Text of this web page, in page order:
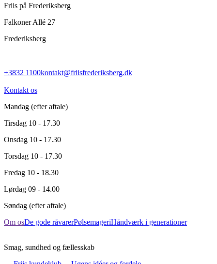
Friis på Frederiksberg
Falkoner Allé 27
Frederiksberg
+3832 1100kontakt@friisfrederiksberg.dk
Kontakt os
Mandag (efter aftale)
Tirsdag 10 - 17.30
Onsdag 10 - 17.30
Torsdag 10 - 17.30
Fredag 10 - 18.30
Lørdag 09 - 14.00
Søndag (efter aftale)
Om osDe gode råvarerPølsemageriHåndværk i generationer
Smag, sundhed og fællesskab